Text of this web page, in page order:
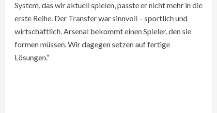
System, das wir aktuell spielen, passte er nicht mehr in die
erste Reihe. Der Transfer war sinnvoll – sportlich und
wirtschaftlich. Arsenal bekommt einen Spieler, den sie
formen müssen. Wir dagegen setzen auf fertige
Lösungen.“